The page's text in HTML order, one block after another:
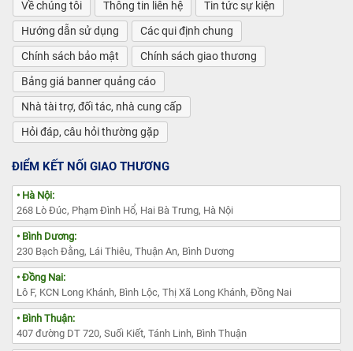
Về chúng tôi Thông tin liên hệ
Tin tức sự kiện
Hướng dẫn sử dụng
Các qui định chung
Chính sách bảo mật
Chính sách giao thương
Bảng giá banner quảng cáo
Nhà tài trợ, đối tác, nhà cung cấp
Hỏi đáp, câu hỏi thường gặp
ĐIỂM KẾT NỐI GIAO THƯƠNG
• Hà Nội:
268 Lò Đúc, Phạm Đình Hổ, Hai Bà Trưng, Hà Nội
• Bình Dương:
230 Bạch Đằng, Lái Thiêu, Thuận An, Bình Dương
• Đồng Nai:
Lô F, KCN Long Khánh, Bình Lộc, Thị Xã Long Khánh, Đồng Nai
• Bình Thuận:
407 đường DT 720, Suối Kiết, Tánh Linh, Bình Thuận